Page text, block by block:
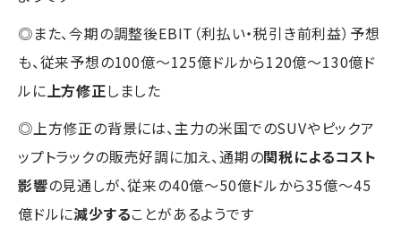
◎また、今期の調整後EBIT（利払い・税引き前利益）予想
も、従来予想の100億～125億ドルから120億～130億ド
ルに上方修正しました
◎上方修正の背景には、主力の米国でのSUVやピックア
ップトラックの販売好調に加え、通期の関税によるコスト
影響の見通しが、従来の40億～50億ドルから35億～45
億ドルに減少することがあるようです